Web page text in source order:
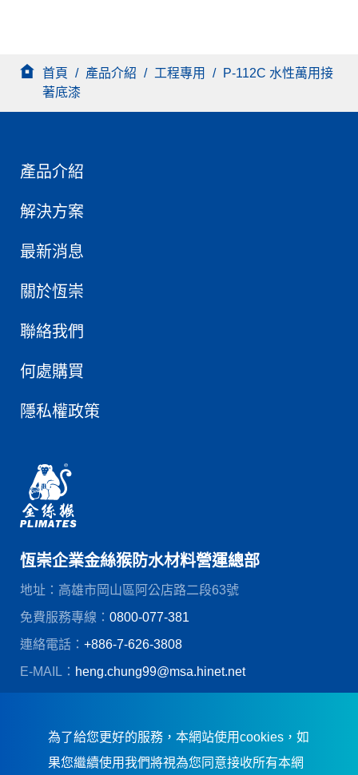
首頁 / 產品介紹 / 工程專用 /
P-112C 水性萬用接
著底漆
產品介紹
解決方案
最新消息
關於恆崇
聯絡我們
何處購買
隱私權政策
恆崇企業金絲猴防水材料營運總部
地址：高雄市岡山區阿公店路二段63號
免費服務專線： 0800-077-381
連絡電話： +886-7-626-3808
E-MAIL： heng.chung99@msa.hinet.net
為了給您更好的服務，本網站使用cookies，如
果您繼續使用我們將視為您同意接收所有本網